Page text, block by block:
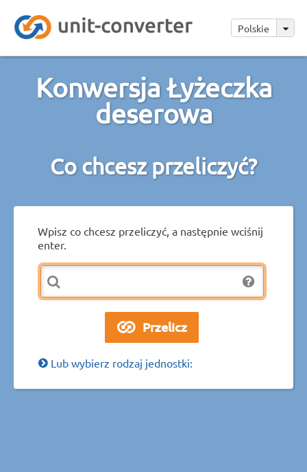
Polskie
Konwersja Łyżeczka
deserowa
Co chcesz przeliczyć?
Wpisz co chcesz przeliczyć, a następnie wciśnij
enter.
Lub wybierz rodzaj jednostki: